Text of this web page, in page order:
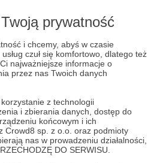
prywatność
i chcemy, abyś w czasie
czuł się komfortowo, dlatego też
najważniejsze informacje o
przez nas Twoich danych
z technologii
i zbierania danych, dostęp do
końcowym i ich
Crowd8 sp. z o.o. oraz podmioty
nas w prowadzeniu działalności,
DO SERWISU.
w Iraku polegli trzej żołnierze
Piotr Mazurek i Daniel
szeregowy Grzegorz Nosek. Nie
znam tę historię wyłącznie z
jednak, że warta jest opowiedzenia.
2004 +5